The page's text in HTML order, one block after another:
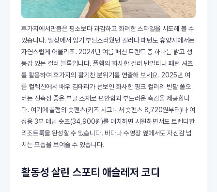
휴가지에서만큼은 평소보다 과감하고 화려한 스타일을 시도해 볼 수
있습니다. 일상에서 입기 부담스러웠던 컬러나 패턴도 휴양지에서는
자연스럽게 어울리죠. 2024년 여름 패션 트렌드 중 하나는 밝고 생
동감 있는 컬러 블록입니다. 폴햄의 화사한 컬러 반팔티나 패턴 셔츠
를 활용하여 휴가지의 활기찬 분위기를 연출해 보세요. 2025년 여
름 컬렉션에서 배우 김태리가 선보인 화사한 핑크 컬러의 반팔 풀오
버는 신축성 좋은 부클 소재로 편안함과 부드러운 촉감을 제공합니
다. 여기에 폴햄의 숏팬츠(키즈 시그니처 숏팬츠 8,720원부터)나 여
성용 3부 데님 숏츠(34,900원)를 매치하면 시원하면서도 트렌디한
리조트룩을 완성할 수 있습니다. 바다나 수영장 옆에서도 자신감 넘
치는 모습을 보여줄 수 있습니다.
활동성 살린 스포티 애슬레저 코디